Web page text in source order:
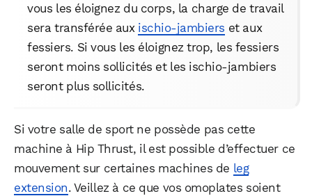
vous les éloignez du corps, la charge de travail
sera transférée aux ischio-jambiers et aux
fessiers. Si vous les éloignez trop, les fessiers
seront moins sollicités et les ischio-jambiers
seront plus sollicités.
Si votre salle de sport ne possède pas cette
machine à Hip Thrust, il est possible d’effectuer ce
mouvement sur certaines machines de leg
extension. Veillez à ce que vos omoplates soient